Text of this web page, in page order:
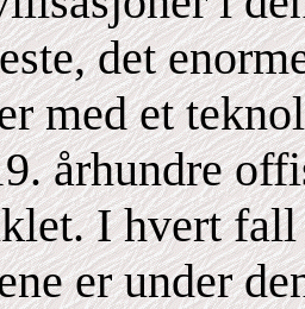
det
med et
århundre
I hvert fall
er under